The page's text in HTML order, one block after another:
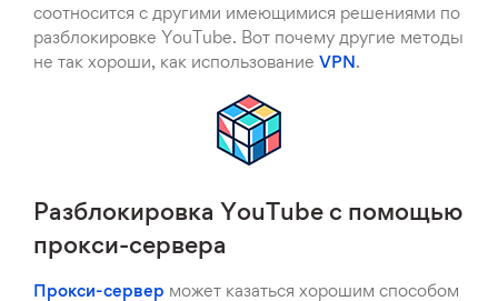
соотносится с другими имеющимися решениями по
разблокировке YouTube. Вот почему другие методы
не так хороши, как использование VPN .
Разблокировка YouTube с помощью
прокси-сервера
Прокси-сервер может казаться хорошим способом